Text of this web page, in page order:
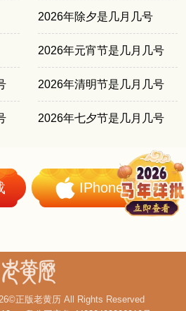
2026年除夕是几月几号
2026年元宵节是几月几号
2026年清明节是几月几号
2026年七夕节是几月几号
IPhone下载
正版老黄历 All Rights Reserved